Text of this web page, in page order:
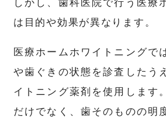
は目的や効果が異なります。
医療ホームホワイトニングで
や歯ぐきの状態を診査したう
イトニング薬剤を使用します
だけでなく、歯そのものの明